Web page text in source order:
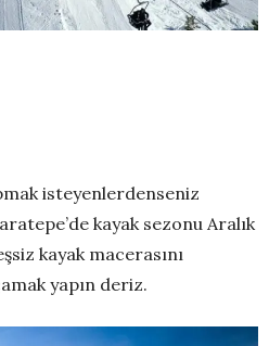
isteyenlerdenseniz
kayak sezonu Aralık
kayak macerasını
yapın deriz.